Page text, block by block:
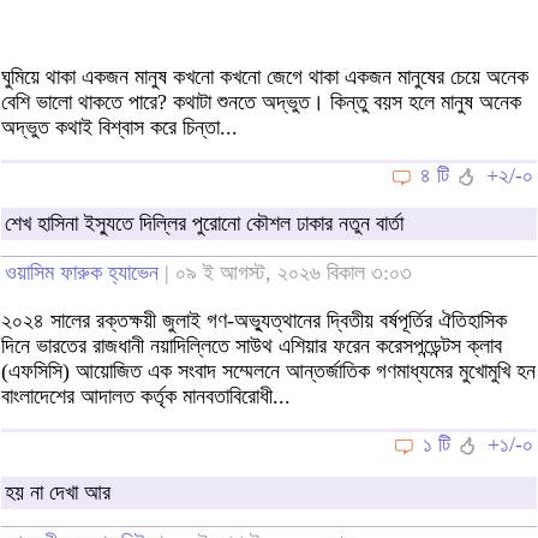
ঘুমিয়ে থাকা একজন মানুষ কখনো কখনো জেগে থাকা একজন মানুষের চেয়ে অনেক
বেশি ভালো থাকতে পারে? কথাটা শুনতে অদ্ভুত। কিন্তু বয়স হলে মানুষ অনেক
অদ্ভুত কথাই বিশ্বাস করে চিন্তা...
৪ টি
+২/-০
শেখ হাসিনা ইস্যুতে দিল্লির পুরোনো কৌশল ঢাকার নতুন বার্তা
ওয়াসিম ফারুক হ্যাভেন | ০৯ ই আগস্ট, ২০২৬ বিকাল ৩:০৩
২০২৪ সালের রক্তক্ষয়ী জুলাই গণ-অভ্যুত্থানের দ্বিতীয় বর্ষপূর্তির ঐতিহাসিক
দিনে ভারতের রাজধানী নয়াদিল্লিতে সাউথ এশিয়ার ফরেন করেসপন্ডেন্টস ক্লাব
(এফসিসি) আয়োজিত এক সংবাদ সম্মেলনে আন্তর্জাতিক গণমাধ্যমের মুখোমুখি হন
বাংলাদেশের আদালত কর্তৃক মানবতাবিরোধী...
১ টি
+১/-০
হয় না দেখা আর